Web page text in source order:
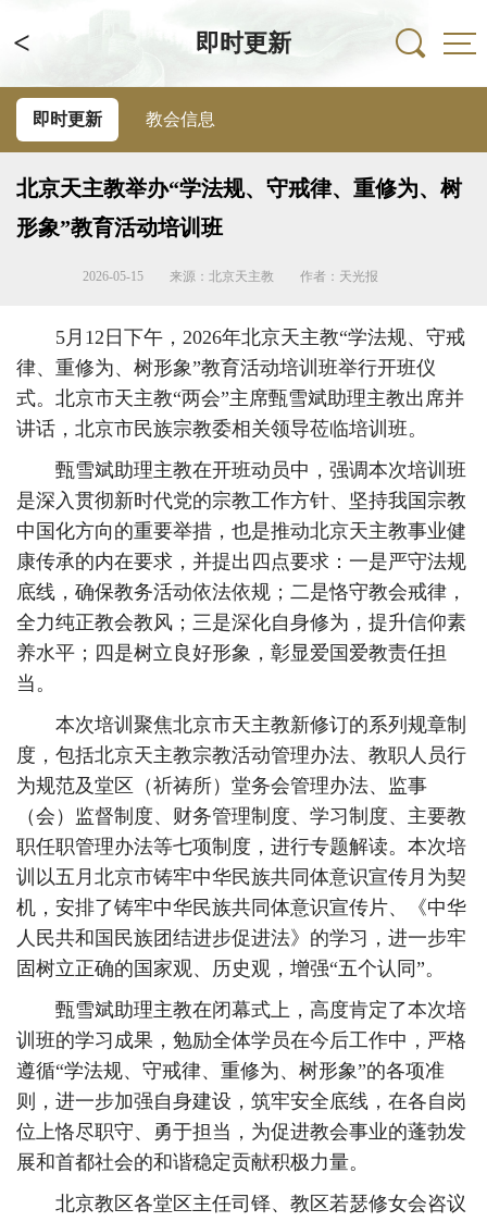
< 即时更新
即时更新 教会信息
北京天主教举办“学法规、守戒律、重修为、树
形象”教育活动培训班
2026-05-15 来源：北京天主教 作者：天光报
5月12日下午，2026年北京天主教“学法规、守戒
律、重修为、树形象”教育活动培训班举行开班仪
式。北京市天主教“两会”主席甄雪斌助理主教出席并
讲话，北京市民族宗教委相关领导莅临培训班。
甄雪斌助理主教在开班动员中，强调本次培训班
是深入贯彻新时代党的宗教工作方针、坚持我国宗教
中国化方向的重要举措，也是推动北京天主教事业健
康传承的内在要求，并提出四点要求：一是严守法规
底线，确保教务活动依法依规；二是恪守教会戒律，
全力纯正教会教风；三是深化自身修为，提升信仰素
养水平；四是树立良好形象，彰显爱国爱教责任担
当。
本次培训聚焦北京市天主教新修订的系列规章制
度，包括北京天主教宗教活动管理办法、教职人员行
为规范及堂区（祈祷所）堂务会管理办法、监事
（会）监督制度、财务管理制度、学习制度、主要教
职任职管理办法等七项制度，进行专题解读。本次培
训以五月北京市铸牢中华民族共同体意识宣传月为契
机，安排了铸牢中华民族共同体意识宣传片、《中华
人民共和国民族团结进步促进法》的学习，进一步牢
固树立正确的国家观、历史观，增强“五个认同”。‌‌‌‌
甄雪斌助理主教在闭幕式上，高度肯定了本次培
训班的学习成果，勉励全体学员在今后工作中，严格
遵循“学法规、守戒律、重修为、树形象”的各项准
则，进一步加强自身建设，筑牢安全底线，在各自岗
位上恪尽职守、勇于担当，为促进教会事业的蓬勃发
展和首都社会的和谐稳定贡献积极力量。
北京教区各堂区主任司铎、教区若瑟修女会咨议